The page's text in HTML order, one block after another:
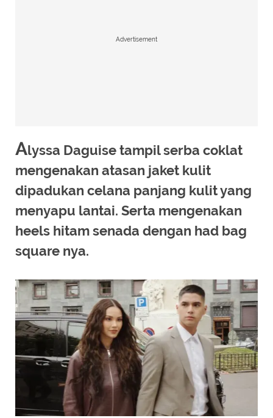
Advertisement
Alyssa Daguise tampil serba coklat
mengenakan atasan jaket kulit
dipadukan celana panjang kulit yang
menyapu lantai. Serta mengenakan
heels hitam senada dengan had bag
square nya.